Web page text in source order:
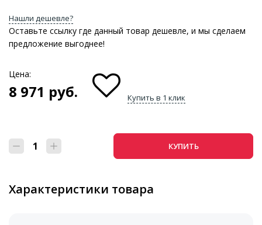
Нашли дешевле?
Оставьте ссылку где данный товар дешевле, и мы сделаем
предложение выгоднее!
Цена:
8 971 руб. Купить в 1 клик
КУПИТЬ
Характеристики товара